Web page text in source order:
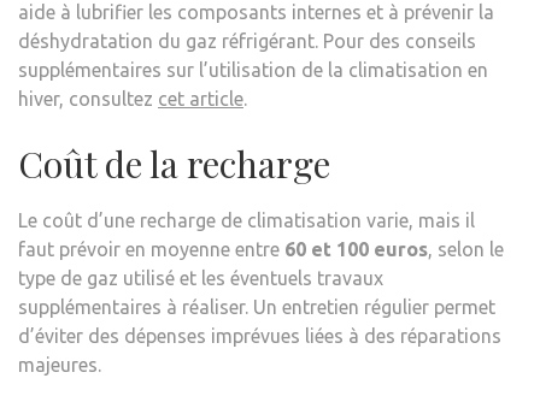
aide à lubrifier les composants internes et à prévenir la
déshydratation du gaz réfrigérant. Pour des conseils
supplémentaires sur l’utilisation de la climatisation en
hiver, consultez cet article.
Coût de la recharge
Le coût d’une recharge de climatisation varie, mais il
faut prévoir en moyenne entre 60 et 100 euros, selon le
type de gaz utilisé et les éventuels travaux
supplémentaires à réaliser. Un entretien régulier permet
d’éviter des dépenses imprévues liées à des réparations
majeures.